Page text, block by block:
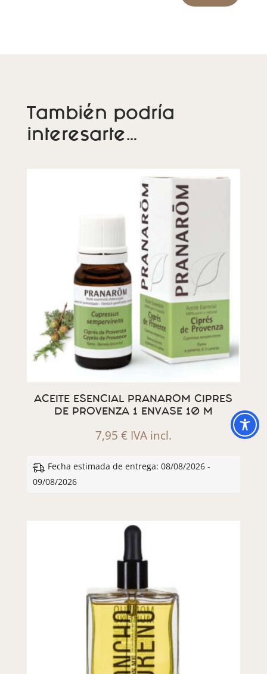
También podría
interesarte…
ACEITE ESENCIAL PRANAROM CIPRES
DE PROVENZA 1 ENVASE 10 M
7,95 € IVA incl.
Fecha estimada de entrega: 08/08/2026 -
09/08/2026